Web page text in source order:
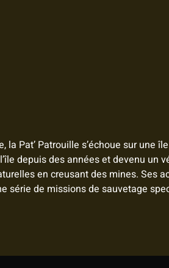
la Pat’ Patrouille s’échoue sur
depuis des années et devenu
en creusant des mines. Ses
série de missions de sauvetage